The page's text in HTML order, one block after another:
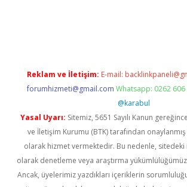
Reklam ve İletişim: E-mail:
forumhizmeti@gmail.com Whatsapp: 0262 606
@karabul
Yasal Uyarı: Sitemiz, 5651 Sayılı Kanun
ve İletişim Kurumu (BTK) tarafından onaylanmış
olarak hizmet vermektedir. Bu nedenle,
olarak denetleme veya araştırma
Ancak, üyelerimiz yazdıkları içeriklerin